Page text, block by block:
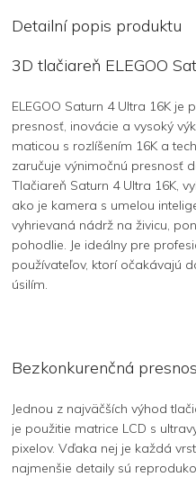
Detailní popis produktu
3D tlačiareň ELEGOO
ELEGOO Saturn 4 Ultra 16K
presnosť, inovácie a vysoký
maticou s rozlíšením 16K a
zaručuje výnimočnú presnosť
Tlačiareň Saturn 4 Ultra 16K,
ako je kamera s umelou
vyhrievaná nádrž na živicu,
pohodlie. Je ideálny pre
používateľov, ktorí očakávajú
úsilím.
Bezkonkurenčná
Jednou z najväčších výhod
je použitie matrice LCD s
pixelov. Vďaka nej je každá
najmenšie detaily sú